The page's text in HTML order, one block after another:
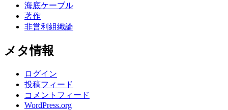
海底ケーブル
著作
非営利組織論
メタ情報
ログイン
投稿フィード
コメントフィード
WordPress.org